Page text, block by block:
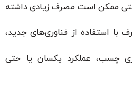
ممکن است مصرف زیادی داشته
استفاده از فناوری‌های جدید،
چسب، عملکرد یکسان یا حتی